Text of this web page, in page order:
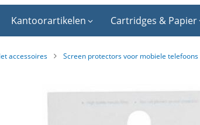
Kantoorartikelen Cartridges & Papier
accessoires Screen protectors voor mobiele telefoons